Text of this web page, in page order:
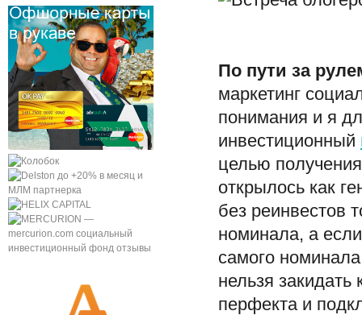
По пути за
маркетинг
понимания и я
инвестиционный
целью
открылось как
без реинвестов
номинала, а
самого
нельзя
перфекта и